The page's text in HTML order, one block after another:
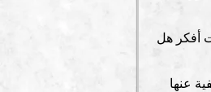
أفكر هل
عنها